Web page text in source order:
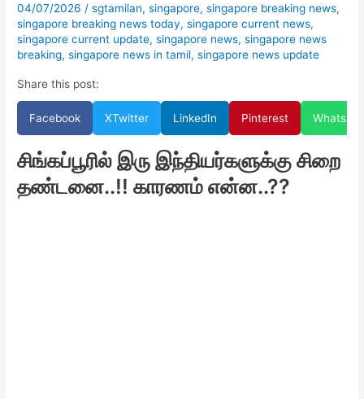
04/07/2026/sgtamilan,singapore,singapore breaking news,
singapore breaking news today,singapore current news,
singapore current update,singapore news,singapore news
breaking,singapore news in tamil,singapore news update
Share this post:
Facebook XTwitter LinkedIn Pinterest
சிங்கப்பூரில் இரு இந்தியர்களுக்கு சிறை
தண்டனை..!! காரணம் என்ன..??